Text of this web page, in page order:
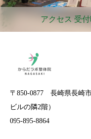
アクセス 受
〒850-0877 長崎県長崎
ビルの隣2階）
095-895-8864